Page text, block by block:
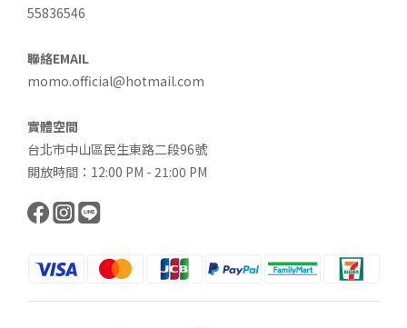
55836546
聯絡EMAIL
momo.official@hotmail.com
實體空間
台北市中山區民生東路二段96號
開放時間：12:00 PM - 21:00 PM